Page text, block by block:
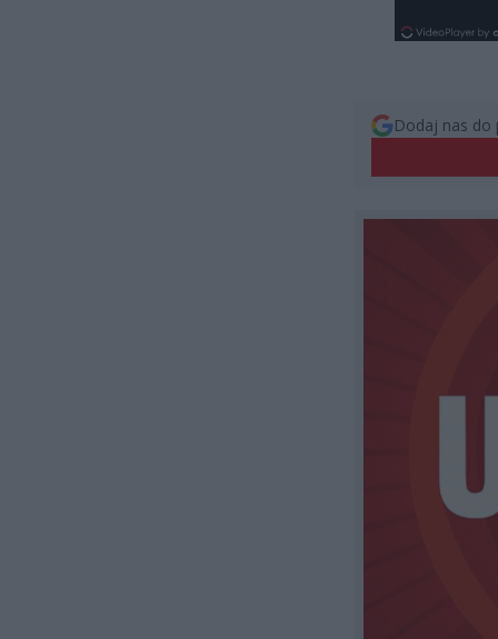
Dodaj nas do